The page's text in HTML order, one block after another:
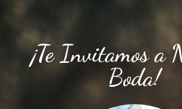
¡Te Invitamos a
Boda!